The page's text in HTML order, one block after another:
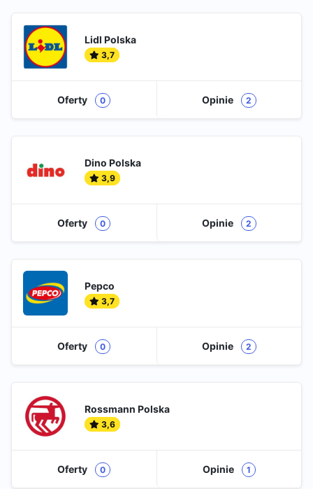
Lidl Polska
3,7
Oferty 0 Opinie 2
Dino Polska
3,9
Oferty 0 Opinie 2
Pepco
3,7
Oferty 0 Opinie 2
Rossmann Polska
3,6
Oferty 0 Opinie 1